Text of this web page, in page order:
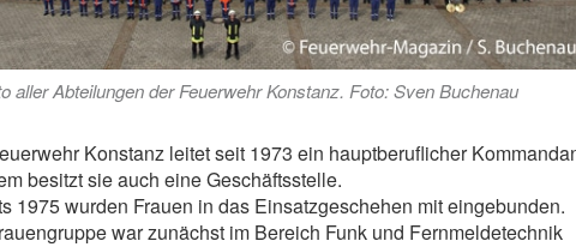
aller Abteilungen der Feuerwehr Konstanz. Foto: Sven Buchenau
Konstanz leitet seit 1973 ein hauptberuflicher
besitzt sie auch eine Geschäftsstelle.
1975 wurden Frauen in das Einsatzgeschehen mit eingebunden.
war zunächst im Bereich Funk und Fernmeldetechnik